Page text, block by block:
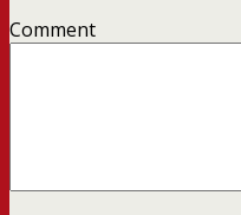
Comment